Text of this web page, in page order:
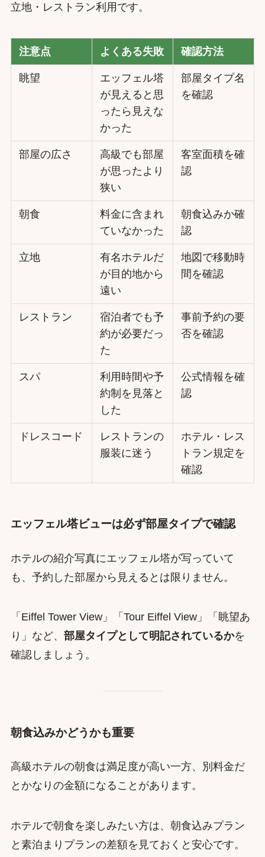
立地・レストラン利用です。
注意点 よくある失敗 確認方法
眺望
エッフェル塔
が見えると思
ったら見えな
かった
部屋タイプ名
を確認
部屋の広さ
高級でも部屋
が思ったより
狭い
客室面積を確
認
朝食
料金に含まれ
ていなかった
朝食込みか確
認
立地
有名ホテルだ
が目的地から
遠い
地図で移動時
間を確認
レストラン
宿泊者でも予
約が必要だっ
た
事前予約の要
否を確認
スパ
利用時間や予
約制を見落と
した
公式情報を確
認
ドレスコード
レストランの
服装に迷う
ホテル・レス
トラン規定を
確認
エッフェル塔ビューは必ず部屋タイプで確認
ホテルの紹介写真にエッフェル塔が写っていて
も、予約した部屋から見えるとは限りません。
「Eiffel Tower View」「Tour Eiffel View」「眺望あ
り」など、 部屋タイプとして明記されているかを
確認しましょう。
朝食込みかどうかも重要
高級ホテルの朝食は満足度が高い一方、別料金だ
とかなりの金額になることがあります。
ホテルで朝食を楽しみたい方は、朝食込みプラン
と素泊まりプランの差額を見ておくと安心です。